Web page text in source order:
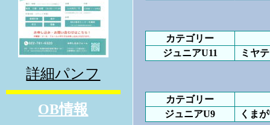
詳細パンフ
OB情報
カテゴリー
ジュニアU11
ミヤ
カテゴリー
ジュニアU9
くま